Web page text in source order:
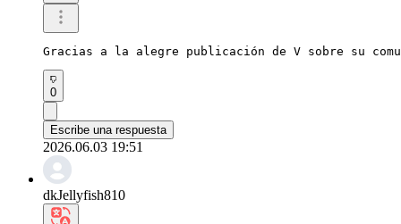
Gracias a la alegre publicación de V sobre su
0
Escribe una respuesta
2026.06.03 19:51
dkJellyfish810